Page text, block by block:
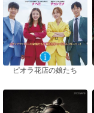
ピオラ花店の娘たち